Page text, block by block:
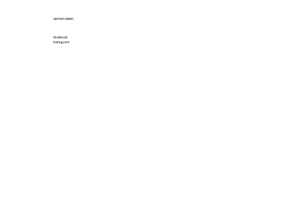
רשתות חברתיות
Facebook
Instagram